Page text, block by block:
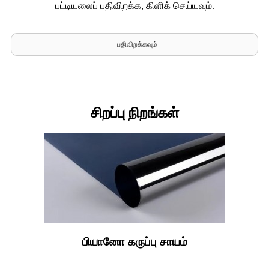
பட்டியலைப் பதிவிறக்க, கிளிக் செய்யவும்.
பதிவிறக்கவும்
சிறப்பு நிறங்கள்
பியானோ கருப்பு சாயம்